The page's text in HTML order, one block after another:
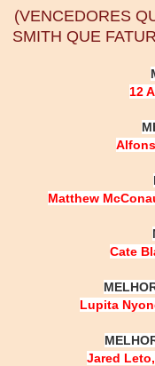
(VENCEDORES
SMITH QUE
12
Matthew
Cate
Lupita
Jared